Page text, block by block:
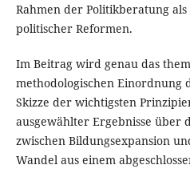
Rahmen der Politikberatung als
politischer Reformen.
Im Beitrag wird genau das
methodologischen
Skizze der wichtigsten
ausgewählter Ergebnisse über
zwischen Bildungsexpansion
Wandel aus einem